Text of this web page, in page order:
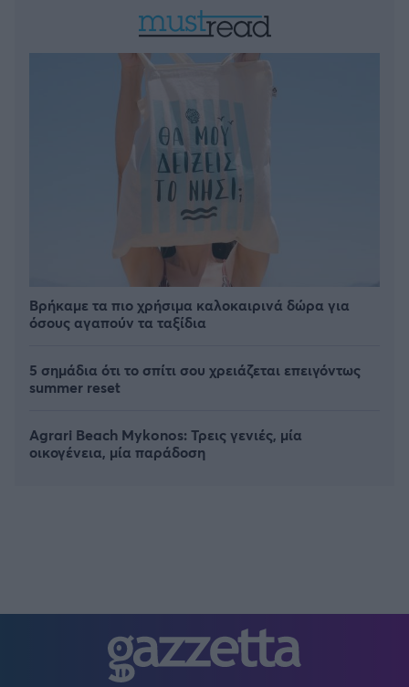
Βρήκαμε τα πιο χρήσιμα καλοκαιρινά δώρα για
όσους αγαπούν τα ταξίδια
5 σημάδια ότι το σπίτι σου χρειάζεται επειγόντως
summer reset
Agrari Beach Mykonos: Τρεις γενιές, μία
οικογένεια, μία παράδοση